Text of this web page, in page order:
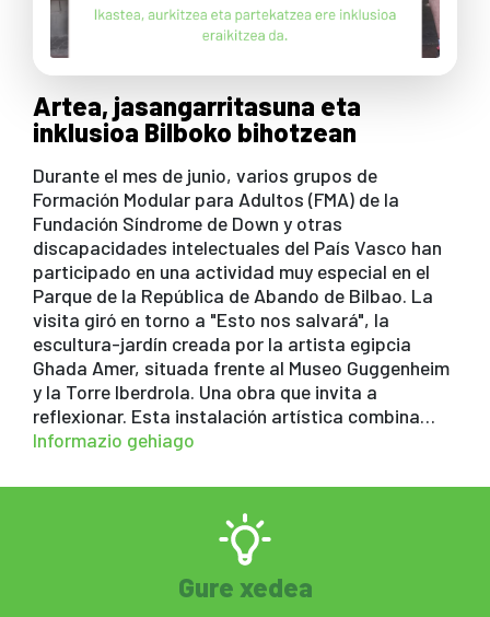
Artea, jasangarritasuna eta
inklusioa Bilboko bihotzean
Durante el mes de junio, varios grupos de
Formación Modular para Adultos (FMA) de la
Fundación Síndrome de Down y otras
discapacidades intelectuales del País Vasco han
participado en una actividad muy especial en el
Parque de la República de Abando de Bilbao. La
visita giró en torno a "Esto nos salvará", la
escultura-jardín creada por la artista egipcia
Ghada Amer, situada frente al Museo Guggenheim
y la Torre Iberdrola. Una obra que invita a
reflexionar. Esta instalación artística combina…
Informazio gehiago
Gure xedea